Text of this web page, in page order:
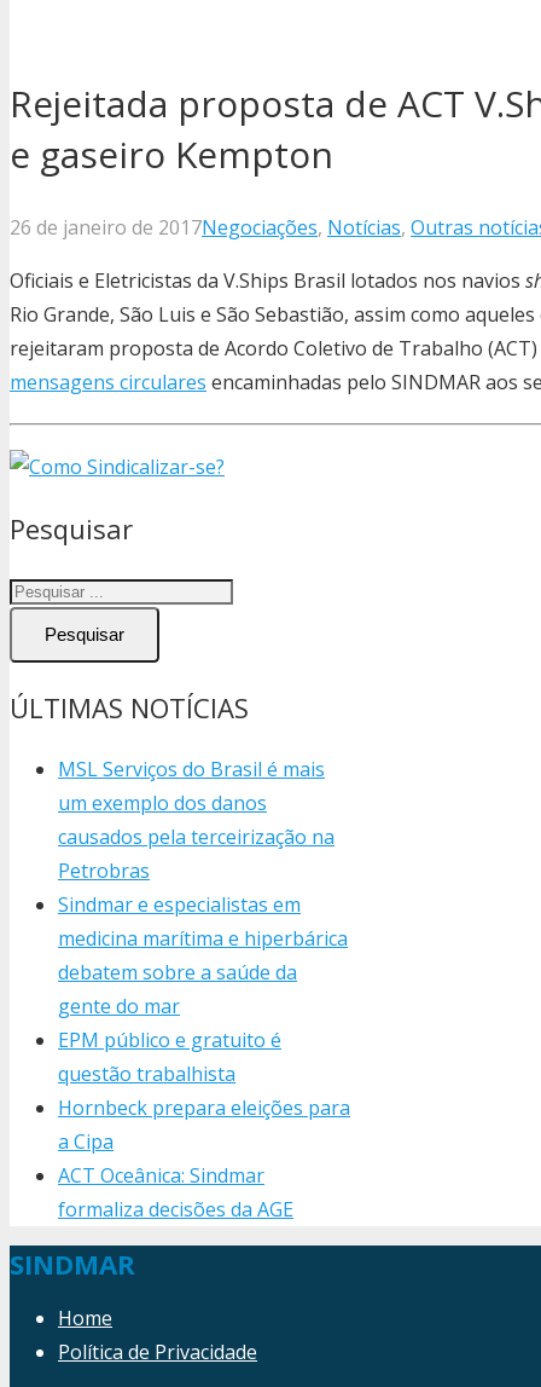
Rejeitada proposta de ACT
e gaseiro Kempton
26 de janeiro de 2017Negociações, Notícias, Outras
Oficiais e Eletricistas da V.Ships Brasil lotados nos navios
Rio Grande, São Luis e São Sebastião, assim como
rejeitaram proposta de Acordo Coletivo de Trabalho
mensagens circulares encaminhadas pelo SINDMAR aos
Pesquisar
Pesquisar
ÚLTIMAS NOTÍCIAS
MSL Serviços do Brasil é mais
um exemplo dos danos
causados pela terceirização na
Petrobras
Sindmar e especialistas em
medicina marítima e hiperbárica
debatem sobre a saúde da
gente do mar
EPM público e gratuito é
questão trabalhista
Hornbeck prepara eleições para
a Cipa
ACT Oceânica: Sindmar
formaliza decisões da AGE
SINDMAR
Home
Política de Privacidade